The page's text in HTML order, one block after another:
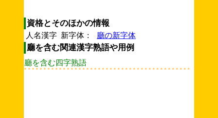
資格とそのほかの情報
人名漢字 新字体： 廳の新字体
廳を含む関連漢字熟語や用例
廳を含む四字熟語